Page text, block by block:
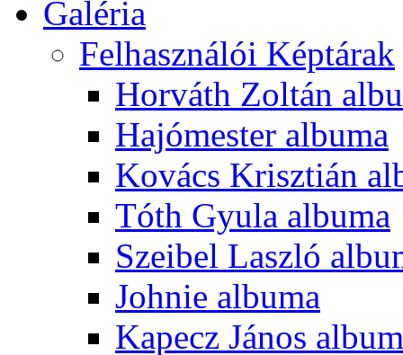
Galéria
Felhasználói Képtárak
Horváth Zoltán
Hajómester albuma
Kovács Krisztián
Tóth Gyula albuma
Szeibel Laszló
Johnie albuma
Kapecz János